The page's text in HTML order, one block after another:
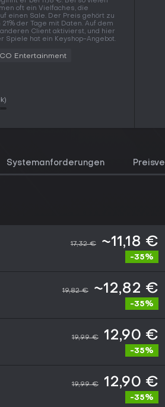
oft ein Vielfaches, die
einen Sale. Der Preis gehört zu
der Tage mit Daten. Auf dem
Client aktivierst, und hier
Spiele hat ein Keyshop-Angebot.
Entertainment
Systemanforderungen
17,32 € ~11,18 €
-35%
19,82 € ~12,82 €
-35%
19,99 € 12,90 €
-35%
19,99 € 12,90 €
-35%